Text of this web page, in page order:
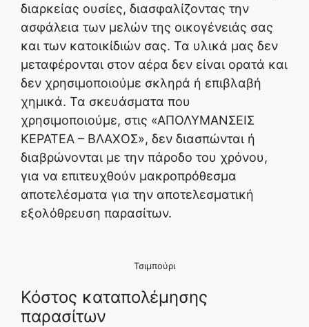
διαρκείας ουσίες, διασφαλίζοντας την
ασφάλεια των μελών της οικογένειάς σας
και των κατοικίδιών σας. Τα υλικά μας δεν
μεταφέρονται στον αέρα δεν είναι ορατά και
δεν χρησιμοποιούμε σκληρά ή επιβλαβή
χημικά. Τα σκευάσματα που
χρησιμοποιούμε, στις «ΑΠΟΛΥΜΑΝΣΕΙΣ
ΚΕΡΑΤΕΑ – ΒΛΑΧΟΣ», δεν διασπώνται ή
διαβρώνονται με την πάροδο του χρόνου,
για να επιτευχθούν μακροπρόθεσμα
αποτελέσματα για την αποτελεσματική
εξολόθρευση παρασίτων.
Τσιμπούρι
Κόστος καταπολέμησης
παρασίτων